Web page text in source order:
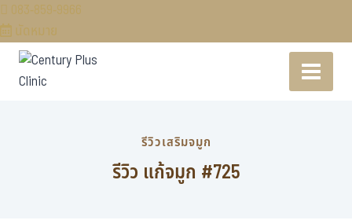
083-859-9966
นัดหมาย
รีวิวเสริมจมูก
รีวิว แก้จมูก #725